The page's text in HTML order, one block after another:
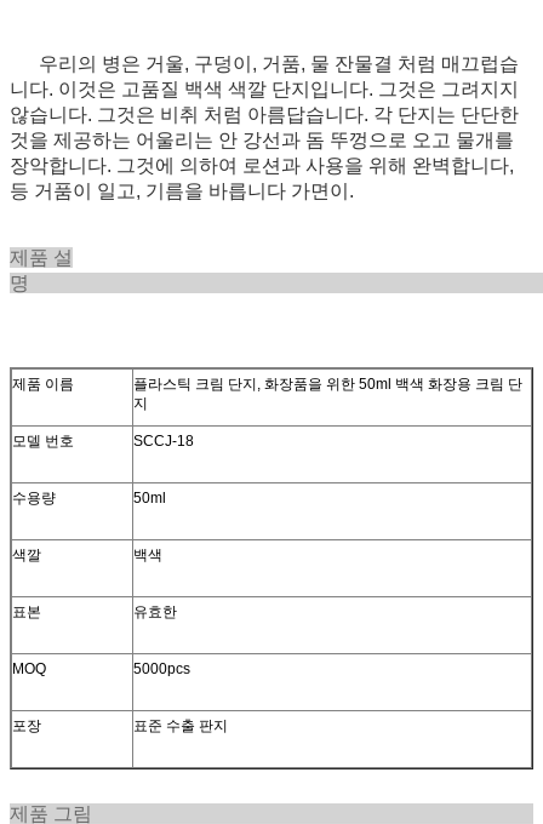
우리의 병은 거울, 구덩이, 거품, 물 잔물결 처럼 매끄럽습
니다. 이것은 고품질 백색 색깔 단지입니다. 그것은 그려지지
않습니다. 그것은 비취 처럼 아름답습니다. 각 단지는 단단한
것을 제공하는 어울리는 안 강선과 돔 뚜껑으로 오고 물개를
장악합니다. 그것에 의하여 로션과 사용을 위해 완벽합니다,
등 거품이 일고, 기름을 바릅니다 가면이.
제품 설
제품 이름
플라스틱 크림 단지, 화장품을 위한 50ml 백색 화장용 크림 단
지
모델 번호 SCCJ-18
수용량 50ml
색깔 백색
표본 유효한
MOQ 5000pcs
포장 표준 수출 판지
제품 그림